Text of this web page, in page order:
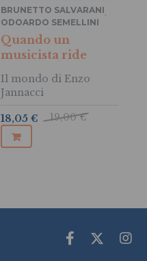
BRUNETTO SALVARANI,
ODOARDO SEMELLINI
Quando un
musicista ride
Il mondo di Enzo
Jannacci
19,00 €
18,05 €